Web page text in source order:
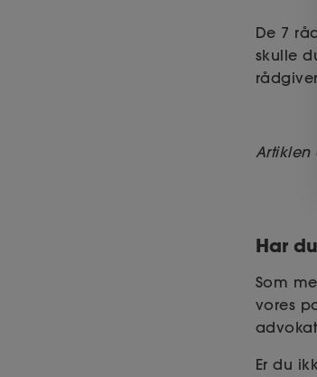
De 7
skulle
Artiklen
Har
Som
vores
Er du